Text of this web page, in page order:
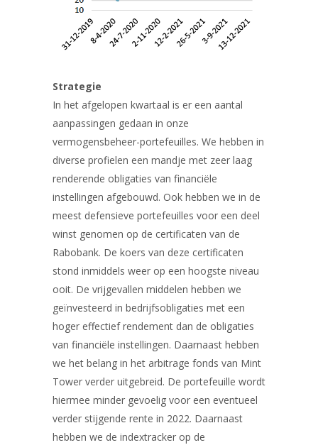
Strategie
In het afgelopen kwartaal is er een aantal
aanpassingen gedaan in onze
vermogensbeheer-portefeuilles. We hebben in
diverse profielen een mandje met zeer laag
renderende obligaties van financiële
instellingen afgebouwd. Ook hebben we in de
meest defensieve portefeuilles voor een deel
winst genomen op de certificaten van de
Rabobank. De koers van deze certificaten
stond inmiddels weer op een hoogste niveau
ooit. De vrijgevallen middelen hebben we
geïnvesteerd in bedrijfsobligaties met een
hoger effectief rendement dan de obligaties
van financiële instellingen. Daarnaast hebben
we het belang in het arbitrage fonds van Mint
Tower verder uitgebreid. De portefeuille wordt
hiermee minder gevoelig voor een eventueel
verder stijgende rente in 2022. Daarnaast
hebben we de indextracker op de